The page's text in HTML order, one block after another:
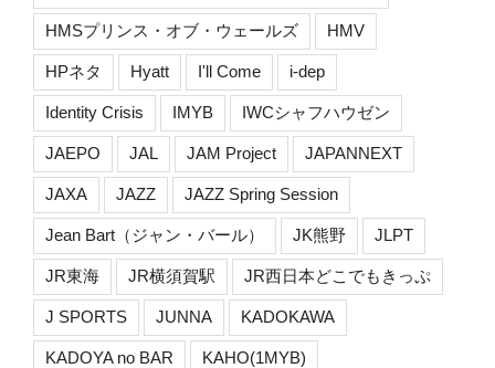
HMSプリンス・オブ・ウェールズ HMV
HPネタ Hyatt I'll Come i-dep
Identity Crisis IMYB IWCシャフハウゼン
JAEPO JAL JAM Project JAPANNEXT
JAXA JAZZ JAZZ Spring Session
Jean Bart（ジャン・バール） JK熊野 JLPT
JR東海 JR横須賀駅 JR西日本どこでもきっぷ
J SPORTS JUNNA KADOKAWA
KADOYA no BAR KAHO(1MYB)